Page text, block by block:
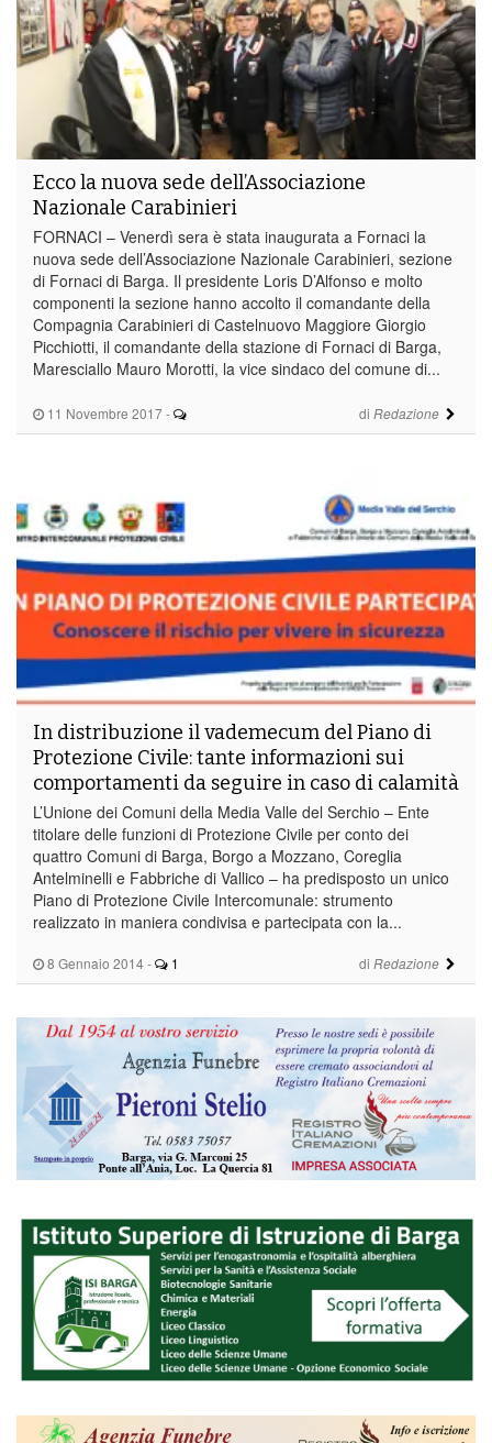
11 Novembre 2017 - di Redazione
Ecco la nuova sede dell’Associazione
Nazionale Carabinieri
FORNACI – Venerdì sera è stata inaugurata a Fornaci la
nuova sede dell’Associazione Nazionale Carabinieri, sezione
di Fornaci di Barga. Il presidente Loris D’Alfonso e molto
componenti la sezione hanno accolto il comandante della
Compagnia Carabinieri di Castelnuovo Maggiore Giorgio
Picchiotti, il comandante della stazione di Fornaci di Barga,
Maresciallo Mauro Morotti, la vice sindaco del comune di...
8 Gennaio 2014 - 1 di Redazione
In distribuzione il vademecum del Piano di
Protezione Civile: tante informazioni sui
comportamenti da seguire in caso di calamità
L’Unione dei Comuni della Media Valle del Serchio – Ente
titolare delle funzioni di Protezione Civile per conto dei
quattro Comuni di Barga, Borgo a Mozzano, Coreglia
Antelminelli e Fabbriche di Vallico – ha predisposto un unico
Piano di Protezione Civile Intercomunale: strumento
realizzato in maniera condivisa e partecipata con la...